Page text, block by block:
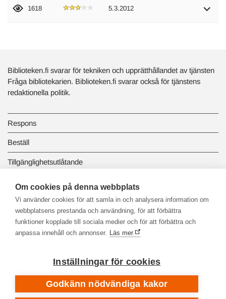
1618 5.3.2012
Biblioteken.fi svarar för tekniken och upprätthållandet av tjänsten
Fråga bibliotekarien. Biblioteken.fi svarar också för tjänstens
redaktionella politik.
Respons
Beställ
Tillgänglighetsutlåtande
Dataskydd och registerbeskrivningar
Länkbiblioteket
Om cookies på denna webbplats
Vi använder cookies för att samla in och analysera information om
webbplatsens prestanda och användning, för att förbättra
funktioner kopplade till sociala medier och för att förbättra och
anpassa innehåll och annonser. Läs mer
Inställningar för cookies
Godkänn nödvändiga kakor